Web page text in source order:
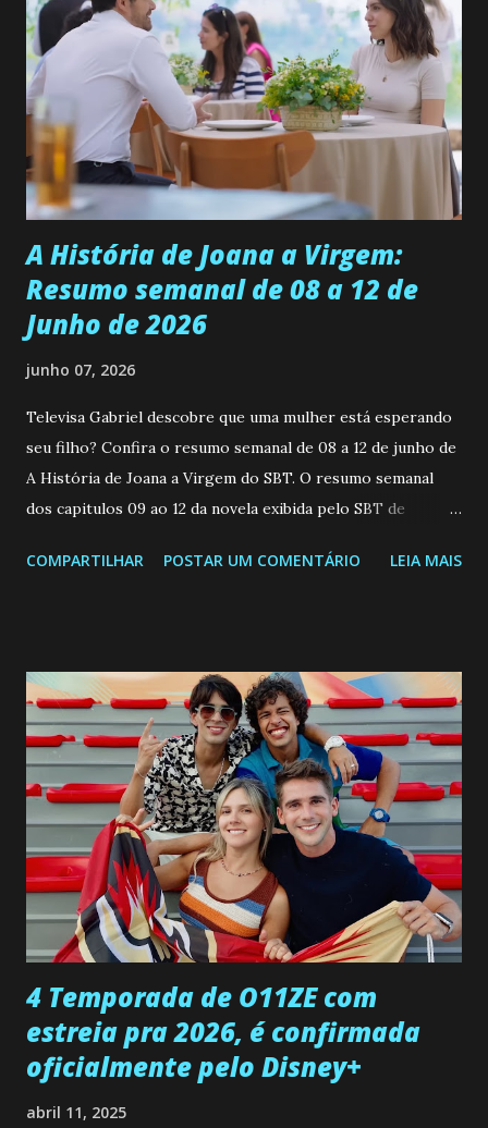
se aprimorar, trabalhando, estudando e se orgulhando de
ser a primeira mulher da família a ingressar na
universidade. Ela tem uma personalidade muito alegre, é
muito madura para a idade, determinada, criativa e
empática. Detesta injustiças e é uma ótima amiga. Pode ser
teimosa e muito persistente quando decide fazer algo.
Durante um exame ginecológico, ela é inseminada por eng...
A História de Joana a Virgem:
Resumo semanal de 08 a 12 de
Junho de 2026
junho 07, 2026
Televisa Gabriel descobre que uma mulher está esperando
seu filho? Confira o resumo semanal de 08 a 12 de junho de
A História de Joana a Virgem do SBT. O resumo semanal
dos capitulos 09 ao 12 da novela exibida pelo SBT de
a Programação Semanal do SBT de 08/06/26 a 14/06/26
confessa a Gabriel que ele demonstrou ser o tipo de
pessoa que ela tanto desejou durante toda a vida. Camila
entra no quarto de Gabriel e imagina como seria o
encontro deles, quando conseguir seduzi-lo. Manuel avisa a
Paula sobre a suposta infidelidade de Gabriel com Joana.
Rogerio consegue se livrar de todas as suspeitas pelo
desaparecimento de Francisco, apontando que ele poderia
ter sido vítima da fúria de Gabriel. Artur informa a Gabriel
que a clínica inseminou por engano outra paciente, que está
...
COMPARTILHAR POSTAR UM COMENTÁRIO LEIA MAIS
4 Temporada de O11ZE com
estreia pra 2026, é confirmada
oficialmente pelo Disney+
abril 11, 2025